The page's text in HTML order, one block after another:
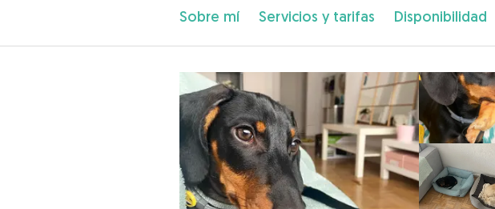
Sobre mí Servicios y tarifas Disponibilidad